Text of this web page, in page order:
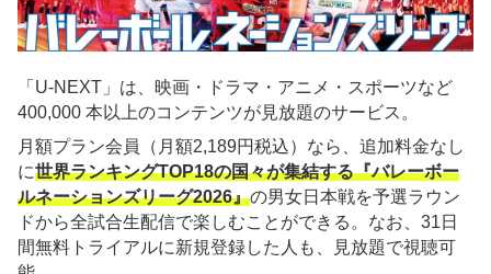
「U-NEXT」は、映画・ドラマ・アニメ・スポーツなど
400,000 本以上のコンテンツが見放題のサービス。
月額プラン会員（月額2,189円税込）なら、追加料金なし
に世界ランキングTOP18の国々が集結する『バレーボー
ルネーションズリーグ2026』の男女日本戦を予選ラウン
ドから全試合生配信で楽しむことができる。なお、31日
間無料トライアルに新規登録した人も、見放題で視聴可